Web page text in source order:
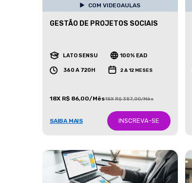
COM VIDEOAULAS
GESTÃO DE PROJETOS SOCIAIS
LATO SENSU 100% EAD
360 A 720H 2 A 12 MESES
18X R$ 86,00/Mês18X R$ 387,00/Mês
SAIBA MAIS INSCREVA-SE